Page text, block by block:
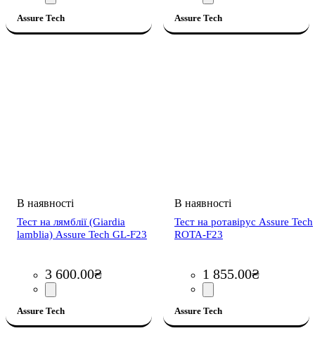
Assure Tech Assure Tech
Тест на лямблії (Giardia
lamblia) Assure Tech GL-F23
3 600.00₴
Assure Tech
Тест на ротавірус Assure Tech
ROTA-F23
1 855.00₴
Assure Tech